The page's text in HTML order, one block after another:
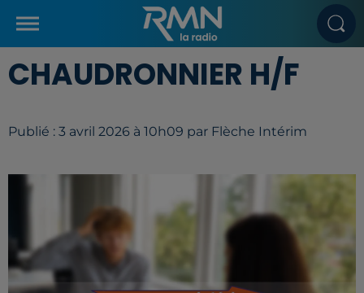
CHAUDRONNIER H/F
Publié : 3 avril 2026 à 10h09 par Flèche Intérim